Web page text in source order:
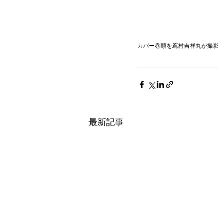
カバー巻頭を嶌村吉祥丸が撮
最新記事